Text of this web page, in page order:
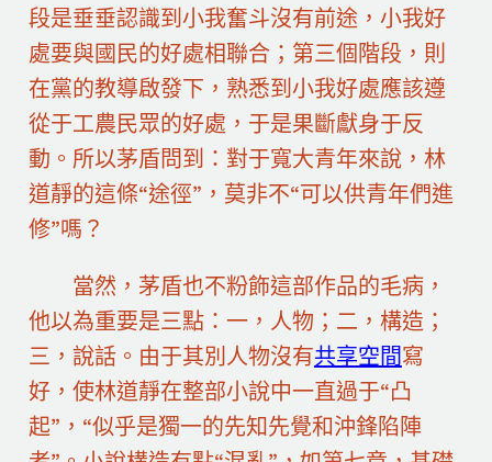
段是垂垂認識到小我奮斗沒有前途，小我好
處要與國民的好處相聯合；第三個階段，則
在黨的教導啟發下，熟悉到小我好處應該遵
從于工農民眾的好處，于是果斷獻身于反
動。所以茅盾問到：對于寬大青年來說，林
道靜的這條“途徑”，莫非不“可以供青年們進
修”嗎？
當然，茅盾也不粉飾這部作品的毛病，
他以為重要是三點：一，人物；二，構造；
三，說話。由于其別人物沒有共享空間寫
好，使林道靜在整部小說中一直過于“凸
起”，“似乎是獨一的先知先覺和沖鋒陷陣